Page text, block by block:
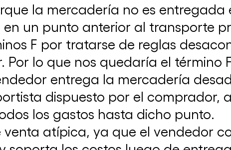
Newsletter | Comisión Competencia
Económica ICC Argentina
Boletín
tenés
la mercadería no es entregada
un punto anterior al transporte
F por tratarse de reglas
lo que nos quedaría el término
entrega la mercadería
dispuesto por el comprador,
los gastos hasta dicho punto.
atípica, ya que el vendedor